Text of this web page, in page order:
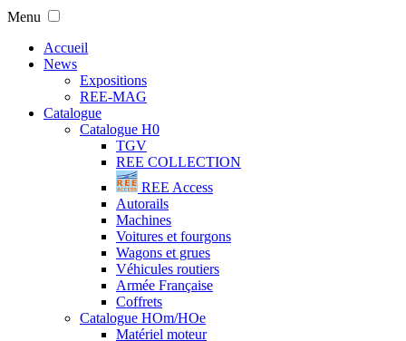
Menu
Accueil
News
Expositions
REE-MAG
Catalogue
Catalogue H0
TGV
REE COLLECTION
REE Access
Autorails
Machines
Voitures et fourgons
Wagons et grues
Véhicules routiers
Armée Française
Coffrets
Catalogue HOm/HOe
Matériel moteur